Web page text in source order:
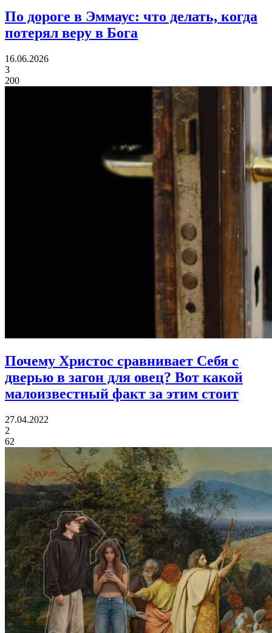
По дороге в Эммаус: что делать, когда
потерял веру в Бога
16.06.2026
3
200
Почему Христос сравнивает Себя с
дверью в загон для овец? Вот какой
малоизвестный факт за этим стоит
27.04.2022
2
62